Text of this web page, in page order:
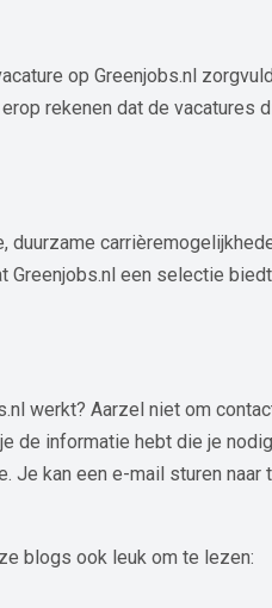
op Greenjobs.nl
rekenen dat de vacatures
duurzame
een selectie
werkt? Aarzel niet om
de informatie hebt die je
Je kan een e-mail sturen naar
blogs ook leuk om te lezen: